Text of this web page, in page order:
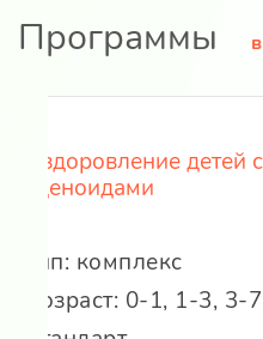
Программы